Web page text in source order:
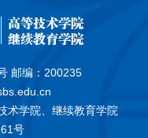
邮编：200235
术学院、继续教育学院
号